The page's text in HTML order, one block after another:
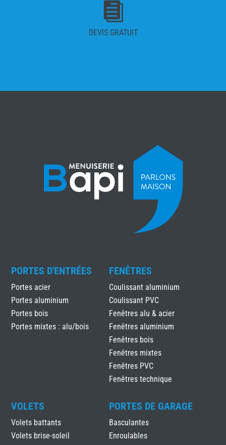

DEVIS GRATUIT
PORTES D'ENTRÉES
Portes acier
Portes aluminium
Portes bois
Portes mixtes : alu/bois
FENÊTRES
Coulissant aluminium
Coulissant PVC
Fenêtres alu & acier
Fenêtres aluminium
Fenêtres bois
Fenêtres mixtes
Fenêtres PVC
Fenêtres technique
VOLETS
Volets battants
Volets brise-soleil
PORTES DE GARAGE
Basculantes
Enroulables